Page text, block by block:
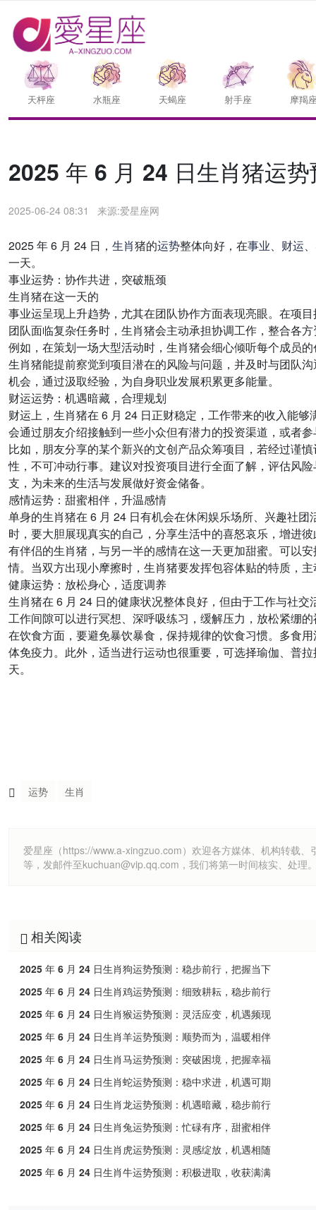
天枰座 水瓶座 天蝎座 射手座 摩羯
2025 年 6 月 24 日生肖猪运
2025-06-24 08:31 来源:爱星座网
2025 年 6 月 24 日， 生肖猪的运势整体向好，在事业、 财运
一天。
事业运势：协作共进，突破瓶颈
生肖猪在这一天的
事业运呈现上升趋势，尤其在团队协作方面表现亮眼。在项
团队面临复杂任务时，生肖猪会主动承担协调工作，整合各
例如，在策划一场大型活动时，生肖猪会细心倾听每个成员
生肖猪能提前察觉到项目潜在的风险与问题，并及时与团队
机会，通过汲取经验，为自身职业发展积累更多能量。
财运运势：机遇暗藏，合理规划
财运上，生肖猪在 6 月 24 日正财稳定，工作带来的收入能
会通过朋友介绍接触到一些小众但有潜力的投资渠道，或者
比如，朋友分享的某个新兴的文创产品众筹项目，若经过谨
性，不可冲动行事。建议对投资项目进行全面了解，评估风
支，为未来的生活与发展做好资金储备。
感情运势：甜蜜相伴，升温感情
单身的生肖猪在 6 月 24 日有机会在休闲娱乐场所、兴趣社
时，要大胆展现真实的自己，分享生活中的喜怒哀乐，增进
有伴侣的生肖猪，与另一半的感情在这一天更加甜蜜。可以
情。当双方出现小摩擦时，生肖猪要发挥包容体贴的特质，
健康运势：放松身心，适度调养
生肖猪在 6 月 24 日的健康状况整体良好，但由于工作与社
工作间隙可以进行冥想、深呼吸练习，缓解压力，放松紧绷
在饮食方面，要避免暴饮暴食，保持规律的饮食习惯。多食
体免疫力。此外，适当进行运动也很重要，可选择瑜伽、普
天。
运势 生肖
爱星座（https://www.a-xingzuo.com）欢迎各方媒体、机构转载
等，发邮件至kuchuan@vip.qq.com，我们将第一时间核实、处理
相关阅读
2025 年 6 月 24 日生肖狗运势预测：稳步前行，把握当下
2025 年 6 月 24 日生肖鸡运势预测：细致耕耘，稳步前行
2025 年 6 月 24 日生肖猴运势预测：灵活应变，机遇频现
2025 年 6 月 24 日生肖羊运势预测：顺势而为，温暖相伴
2025 年 6 月 24 日生肖马运势预测：突破困境，把握幸福
2025 年 6 月 24 日生肖蛇运势预测：稳中求进，机遇可期
2025 年 6 月 24 日生肖龙运势预测：机遇暗藏，稳步前行
2025 年 6 月 24 日生肖兔运势预测：忙碌有序，甜蜜相伴​
2025 年 6 月 24 日生肖虎运势预测：灵感绽放，机遇相随
2025 年 6 月 24 日生肖牛运势预测：积极进取，收获满满